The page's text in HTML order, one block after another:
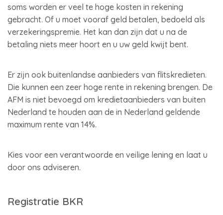
soms worden er veel te hoge kosten in rekening
gebracht. Of u moet vooraf geld betalen, bedoeld als
verzekeringspremie. Het kan dan zijn dat u na de
betaling niets meer hoort en u uw geld kwijt bent.
Er zijn ook buitenlandse aanbieders van flitskredieten.
Die kunnen een zeer hoge rente in rekening brengen. De
AFM is niet bevoegd om kredietaanbieders van buiten
Nederland te houden aan de in Nederland geldende
maximum rente van 14%.
Kies voor een verantwoorde en veilige lening en laat u
door ons adviseren.
Registratie BKR